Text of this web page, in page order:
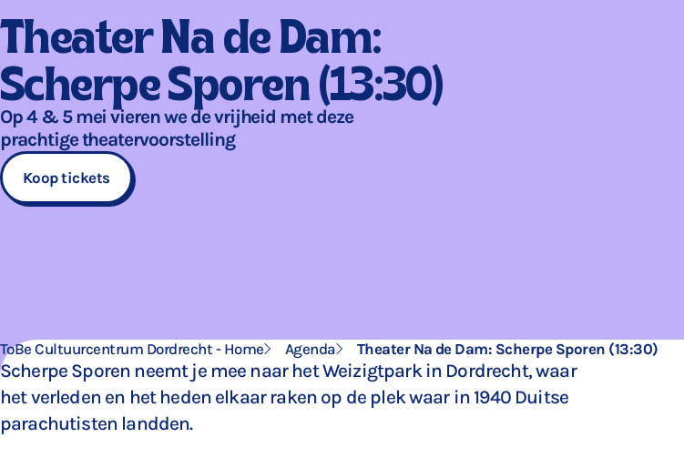
Theater Na de Dam:
Scherpe Sporen (13:30)
Op 4 & 5 mei vieren we de vrijheid met deze
prachtige theatervoorstelling
Koop tickets
ToBe Cultuurcentrum Dordrecht - Home Agenda Theater Na de Dam: Scherpe Sporen (13:30)
Scherpe Sporen neemt je mee naar het Weizigtpark in Dordrecht, waar
het verleden en het heden elkaar raken op de plek waar in 1940 Duitse
parachutisten landden.